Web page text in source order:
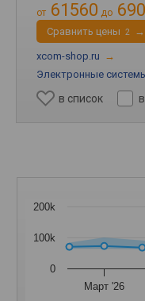
от 61560 до
Cравнить цены 2 →
xcom-shop.ru →
Электронные
в список
Март '26
0
100k
200k